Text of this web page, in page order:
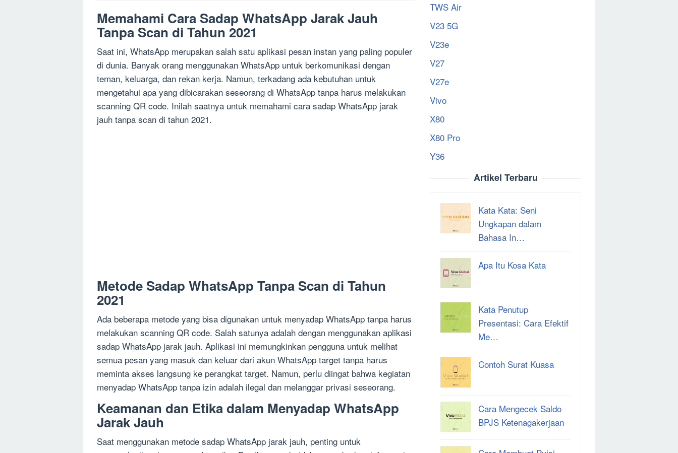
Memahami Cara Sadap WhatsApp Jarak Jauh
Tanpa Scan di Tahun 2021
Saat ini, WhatsApp merupakan salah satu aplikasi pesan instan yang paling populer
di dunia. Banyak orang menggunakan WhatsApp untuk berkomunikasi dengan
teman, keluarga, dan rekan kerja. Namun, terkadang ada kebutuhan untuk
mengetahui apa yang dibicarakan seseorang di WhatsApp tanpa harus melakukan
scanning QR code. Inilah saatnya untuk memahami cara sadap WhatsApp jarak
jauh tanpa scan di tahun 2021.
Metode Sadap WhatsApp Tanpa Scan di Tahun
2021
Ada beberapa metode yang bisa digunakan untuk menyadap WhatsApp tanpa harus
melakukan scanning QR code. Salah satunya adalah dengan menggunakan aplikasi
sadap WhatsApp jarak jauh. Aplikasi ini memungkinkan pengguna untuk melihat
semua pesan yang masuk dan keluar dari akun WhatsApp target tanpa harus
meminta akses langsung ke perangkat target. Namun, perlu diingat bahwa kegiatan
menyadap WhatsApp tanpa izin adalah ilegal dan melanggar privasi seseorang.
Keamanan dan Etika dalam Menyadap WhatsApp
Jarak Jauh
Saat menggunakan metode sadap WhatsApp jarak jauh, penting untuk
TWS Air
V23 5G
V23e
V27
V27e
Vivo
X80
X80 Pro
Y36
Artikel Terbaru
Kata Kata: Seni
Ungkapan dalam
Bahasa In…
Apa Itu Kosa Kata
Kata Penutup
Presentasi: Cara Efektif
Me…
Contoh Surat Kuasa
Cara Mengecek Saldo
BPJS Ketenagakerjaan